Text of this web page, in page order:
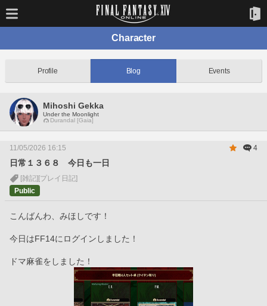
Character
Profile Blog Events
Mihoshi Gekka
Under the Moonlight
Durandal [Gaia]
11/05/2026 16:15 4
日常１３６８ 今日も一日
[雑記] [プレイ日記]
Public
こんばんわ、みほしです！
今日はFF14にログインしました！
ドマ麻雀をしました！